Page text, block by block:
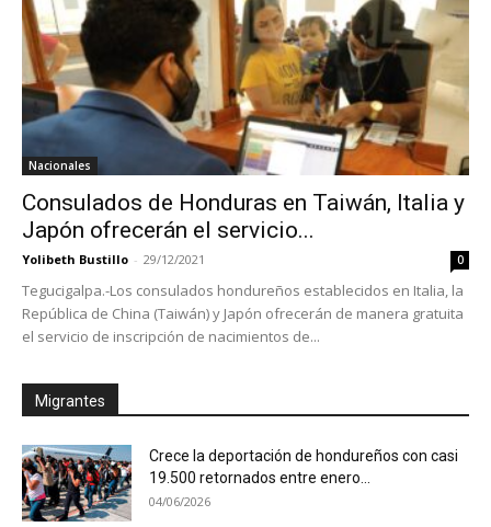
Nacionales
Consulados de Honduras en Taiwán, Italia y
Japón ofrecerán el servicio...
Yolibeth Bustillo - 29/12/2021 0
Tegucigalpa.-Los consulados hondureños establecidos en Italia, la
República de China (Taiwán) y Japón ofrecerán de manera gratuita
el servicio de inscripción de nacimientos de...
Migrantes
Crece la deportación de hondureños con casi
19.500 retornados entre enero...
04/06/2026